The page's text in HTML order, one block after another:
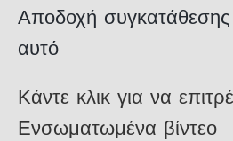
Αποδοχή συγκατάθεσης
αυτό
Κάντε κλικ για να
Ενσωματωμένα βίντεο